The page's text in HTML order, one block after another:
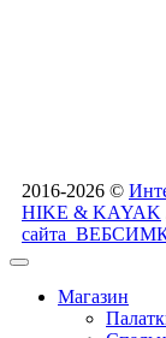
2016-2026 ©
HIKE & KAYAK
сайта
Магазин